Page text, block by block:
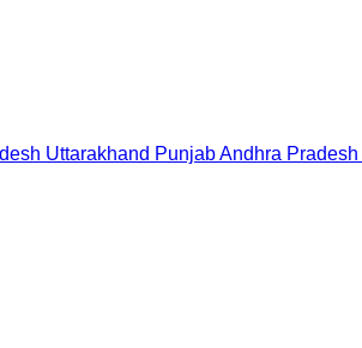
Uttarakhand PunjabAndhra Pradesh